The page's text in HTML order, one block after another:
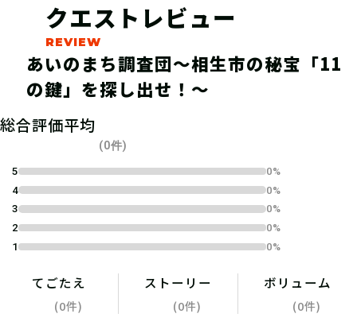
見のキーワード】が正しければ豪華賞
品が当たる抽選に応募できるよ！
04
ハンターポイントをゲット
しよう！
クエストレビュー
あいのまち調査団〜相生市の秘宝「11
の鍵」を探し出せ！〜
総合評価平均
(0件)
5
0%
4
0%
3
0%
2
0%
1
0%
てごたえ
(0件)
ストーリー
(0件)
ボリューム
(0件)